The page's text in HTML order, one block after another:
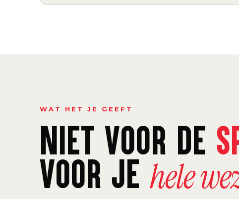
WAT HET JE GEEFT
NIET VOOR DE
VOOR JE hele